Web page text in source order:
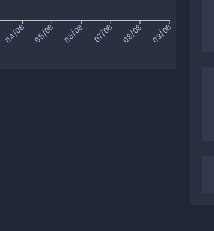
04/08 05/08 06/08 07/08 08/08 09/08